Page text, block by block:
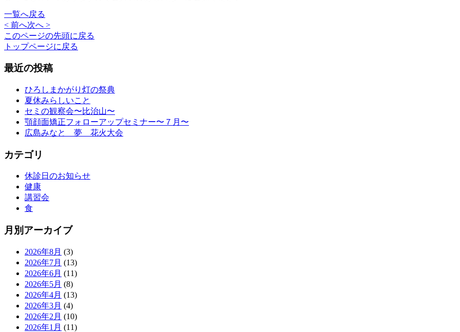
一覧へ戻る
< 前へ次へ >
このページの先頭に戻る
トップページに戻る
最近の投稿
ひろしまかがり灯の祭典
夏休みらしいこと
セミの観察会〜比治山〜
顎顔面矯正フォローアップセミナー〜７月〜
広島みなと 夢 花火大会
カテゴリ
休診日のお知らせ
健康
講習会
食
月別アーカイブ
2026年8月 (3)
2026年7月 (13)
2026年6月 (11)
2026年5月 (8)
2026年4月 (13)
2026年3月 (4)
2026年2月 (10)
2026年1月 (11)